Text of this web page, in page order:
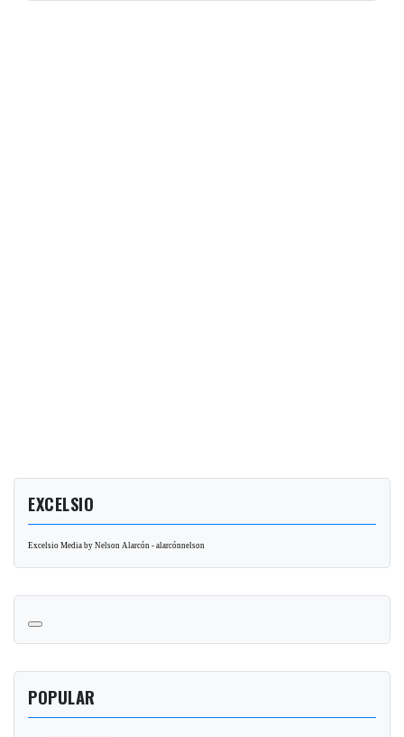
EXCELSIO
Excelsio Media by Nelson Alarcón - alarcónnelson
POPULAR